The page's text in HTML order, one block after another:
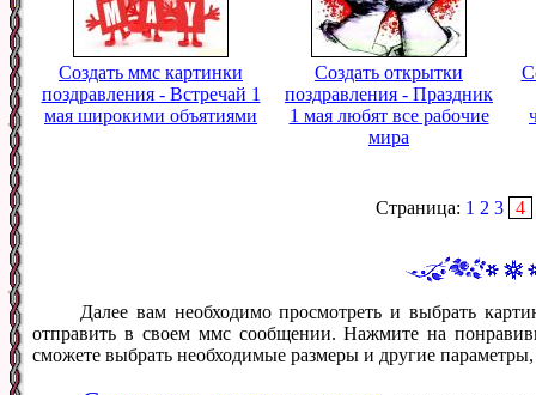
Создать ммс картинки
поздравления - Встречай 1
мая широкими объятиями
Создать открытки
поздравления - Праздник
1 мая любят все рабочие
мира
Страница: 1 2 3 4
Далее вам необходимо просмотреть и выбрать
отправить в своем ммс сообщении. Нажмите на
сможете выбрать необходимые размеры и другие